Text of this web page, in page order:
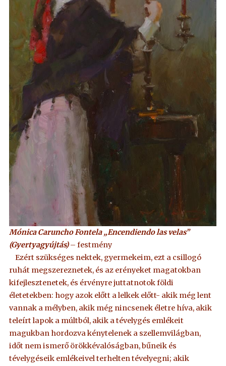
Mónica Caruncho Fontela „Encendiendo las velas”
(Gyertyagyújtás)– festmény
Ezért szükséges nektek, gyermekeim, ezt a csillogó
ruhát megszereznetek, és az erényeket magatokban
kifejlesztenetek, és érvényre juttatnotok földi
életetekben: hogy azok előtt a lelkek előtt- akik még lent
vannak a mélyben, akik még nincsenek életre híva, akik
teleírt lapok a múltból, akik a tévelygés emlékeit
magukban hordozva kénytelenek a szellemvilágban,
időt nem ismerő örökkévalóságban, bűneik és
tévelygéseik emlékeivel terhelten tévelyegni; akik